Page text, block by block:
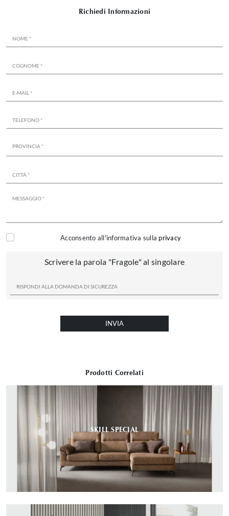
Prodotti Correlati
SKILL SPECIAL
Richiedi Informazioni
Acconsento all'informativa sulla privacy
Scrivere la parola "Fragole" al singolare
INVIA